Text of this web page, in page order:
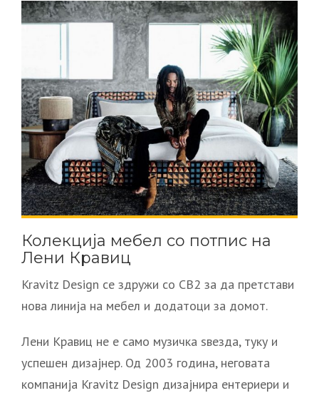
Колекција мебел со потпис на
Лени Кравиц
Kravitz Design се здружи со CB2 за да претстави
нова линија на мебел и додатоци за домот.
Лени Кравиц не е само музичка ѕвезда, туку и
успешен дизајнер. Од 2003 година, неговата
компанија Kravitz Design дизајнира ентериери и